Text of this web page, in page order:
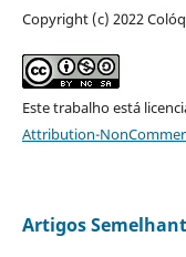
Copyright (c) 2022
Este trabalho está
Attribution-
Artigos